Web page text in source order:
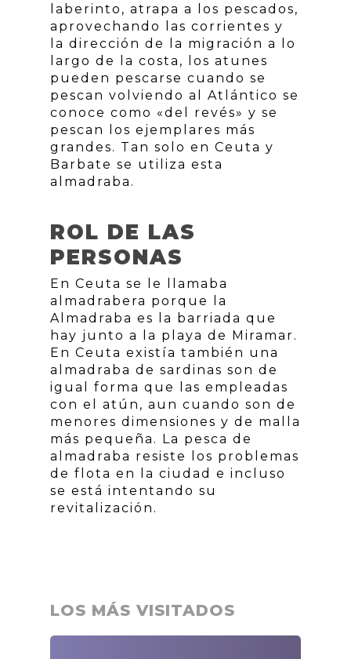
laberinto, atrapa a los pescados,
aprovechando las corrientes y
la dirección de la migración a lo
largo de la costa, los atunes
pueden pescarse cuando se
pescan volviendo al Atlántico se
conoce como «del revés» y se
pescan los ejemplares más
grandes. Tan solo en Ceuta y
Barbate se utiliza esta
almadraba.
ROL DE LAS
PERSONAS
En Ceuta se le llamaba
almadrabera porque la
Almadraba es la barriada que
hay junto a la playa de Miramar.
En Ceuta existía también una
almadraba de sardinas son de
igual forma que las empleadas
con el atún, aun cuando son de
menores dimensiones y de malla
más pequeña. La pesca de
almadraba resiste los problemas
de flota en la ciudad e incluso
se está intentando su
revitalización.
LOS MÁS VISITADOS